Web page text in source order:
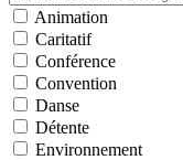
Animation
Caritatif
Conférence
Convention
Danse
Détente
Environnement